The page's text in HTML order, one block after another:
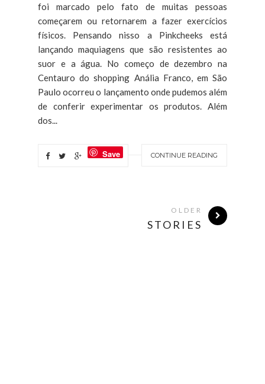
foi marcado pelo fato de muitas pessoas
começarem ou retornarem a fazer exercícios
físicos. Pensando nisso a Pinkcheeks está
lançando maquiagens que são resistentes ao
suor e a água. No começo de dezembro na
Centauro do shopping Anália Franco, em São
Paulo ocorreu o lançamento onde pudemos além
de conferir experimentar os produtos. Além
dos...
CONTINUE READING
Save
OLDER
STORIES